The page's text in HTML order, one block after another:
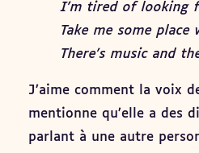
I’m tired of looking
Take me some place
There’s music and
J’aime comment la voix
mentionne qu’elle a des
parlant à une autre